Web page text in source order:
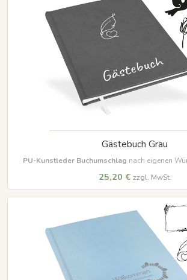
Gästebuch Grau
PU-Kunstleder Buchumschlag nach eigenen
25,20 € zzgl. MwSt.